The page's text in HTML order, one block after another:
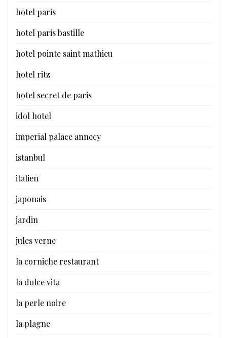
hotel paris
hotel paris bastille
hotel pointe saint mathieu
hotel ritz
hotel secret de paris
idol hotel
imperial palace annecy
istanbul
italien
japonais
jardin
jules verne
la corniche restaurant
la dolce vita
la perle noire
la plagne